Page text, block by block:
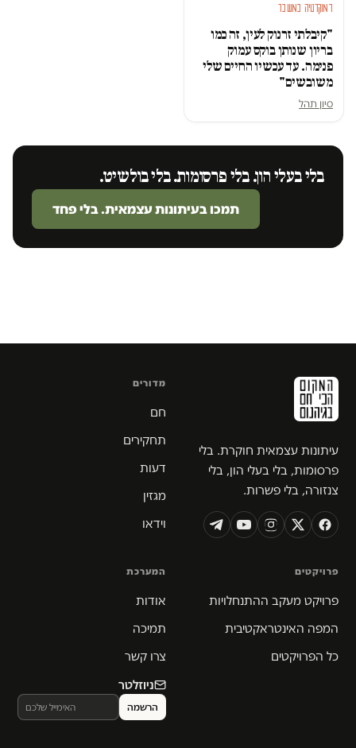
דמוקרטיה במשבר
"קיבלתי זרנוק לעין, זה כמו
בריון שנותן בוקס עמוק
פנימה. עד עכשיו החיים שלי
משובשים"
סיון תהל
בלי בעלי הון. בלי פרסומות. בלי בולשיט.
תמכו בעיתונות עצמאית. בלי פחד
עיתונות עצמאית חוקרת. בלי
פרסומות, בלי בעלי הון, בלי
צנזורה, בלי פשרות.
מדורים
חם
תחקירים
דעות
מגזין
וידאו
פרויקטים
פרויקט מעקב ההתנחלויות
המפה האינטראקטיבית
כל הפרויקטים
המערכת
אודות
תמיכה
צרו קשר
ניוזלטר